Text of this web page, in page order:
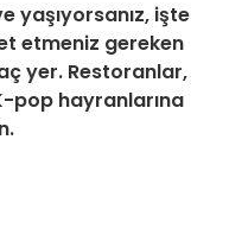
yaşıyorsanız, işte
etmeniz gereken
yer. Restoranlar,
pop hayranlarına